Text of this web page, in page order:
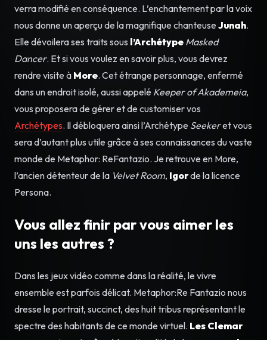
verra modifié en conséquence. L’enchantement par la voix
nous donne un aperçu de la magnifique chanteuse Junah.
Elle dévoilera ses traits sous l’Archétype Masked
Dancer. Et si vous voulez en savoir plus, vous devrez
rendre visite à More. Cet étrange personnage, enfermé
dans un endroit isolé, aussi appelé Keeper of Akademeia,
vous proposera de gérer et de customiser vos
Archétypes. Il débloquera ainsi l’Archétype Seekeret vous
sera d’autant plus utile grâce à ses connaissances du vaste
monde de Metaphor: ReFantazio. Je retrouve en More,
l’ancien détenteur de la Velvet Room, Igorde la licence
Persona.
Vous allez finir par vous aimer les
uns les autres ?
Dans les jeux vidéo comme dans la réalité, le vivre
ensemble est parfois délicat. Metaphor:Re Fantazio nous
dresse le portrait, succinct, des huit tribus représentant le
spectre des habitants de ce monde virtuel. Les Clemar